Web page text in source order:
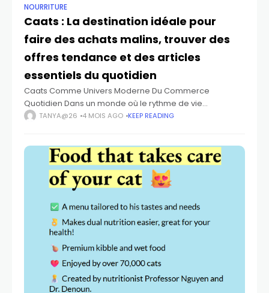
NOURRITURE
Caats : La destination idéale pour
faire des achats malins, trouver des
offres tendance et des articles
essentiels du quotidien
Caats Comme Univers Moderne Du Commerce
Quotidien Dans un monde où le rythme de vie
s’accélère chaque jour, les consommateurs
TANYA@26 4 MOIS AGO KEEP READING